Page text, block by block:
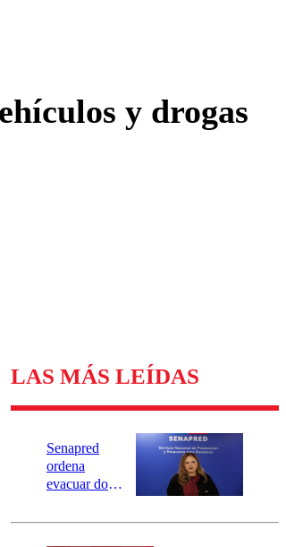
y drogas
LAS MÁS LEÍDAS
Senapred
ordena
evacuar dos
Carahue por